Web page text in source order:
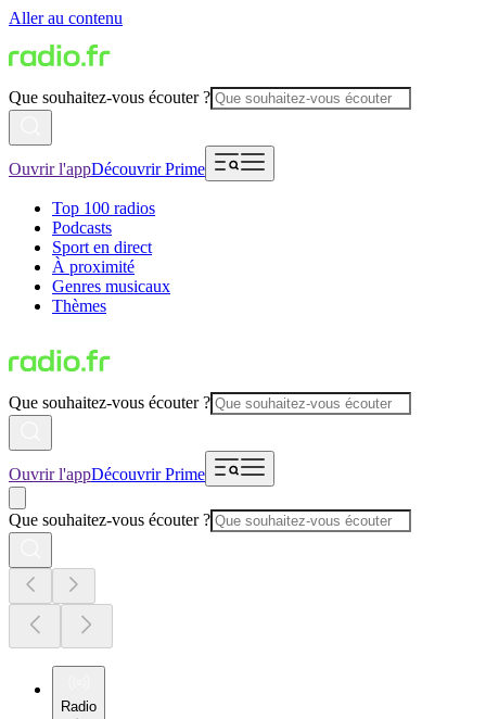
Aller au contenu
Que souhaitez-vous écouter ?
Ouvrir l'appDécouvrir Prime
Top 100 radios
Podcasts
Sport en direct
À proximité
Genres musicaux
Thèmes
Que souhaitez-vous écouter ?
Ouvrir l'appDécouvrir Prime
Que souhaitez-vous écouter ?
Radio